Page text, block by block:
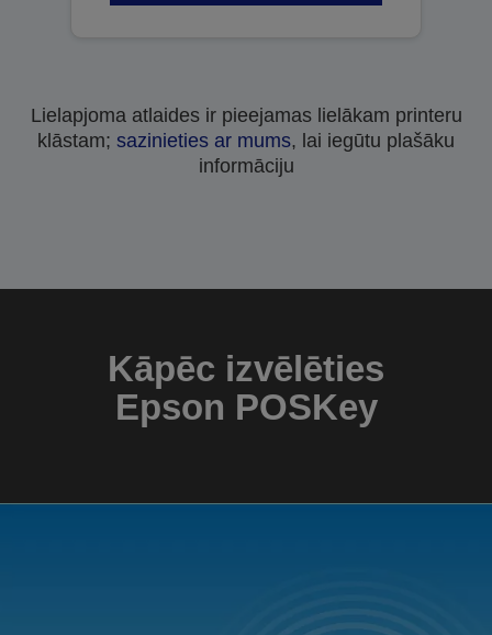
Lielapjoma atlaides ir pieejamas lielākam printeru
klāstam; sazinieties ar mums, lai iegūtu plašāku
informāciju
Kāpēc izvēlēties
Epson POSKey